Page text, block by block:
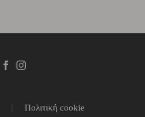
Πολιτική cookie